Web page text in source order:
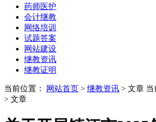
药师医护
会计继教
网络培训
试题答案
网站建设
继教资讯
继教证明
当前位置： 网站首页 > 继教资讯 > 文章 当
> 文章